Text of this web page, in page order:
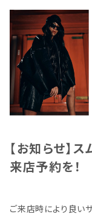
【お知らせ】
来店予約を！
ご来店時により良い